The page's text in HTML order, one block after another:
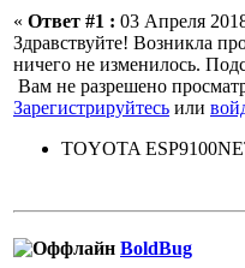
« Ответ #1 : 03 Апреля
Здравствуйте! Возникла
ничего не изменилось.
Вам не разрешено
Зарегистрируйтесь или
TOYOTA
BoldBug